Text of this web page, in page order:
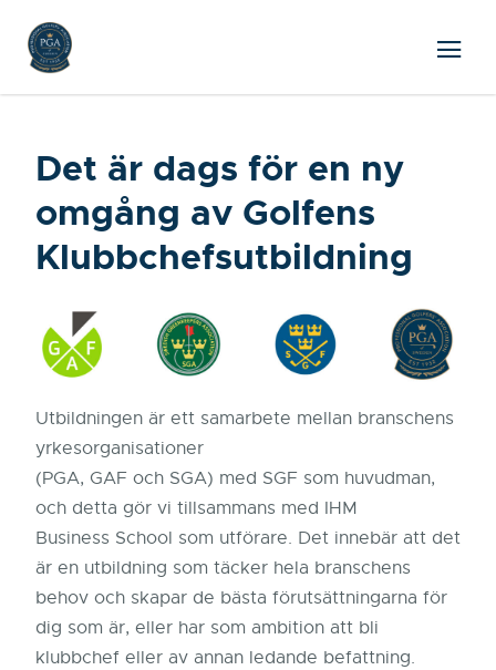
Det är dags för en ny
omgång av Golfens
Klubbchefsutbildning
Utbildningen är ett samarbete mellan branschens
yrkesorganisationer
(PGA, GAF och SGA) med SGF som huvudman,
och detta gör vi tillsammans med IHM
Business School som utförare. Det innebär att det
är en utbildning som täcker hela branschens
behov och skapar de bästa förutsättningarna för
dig som är, eller har som ambition att bli
klubbchef eller av annan ledande befattning.